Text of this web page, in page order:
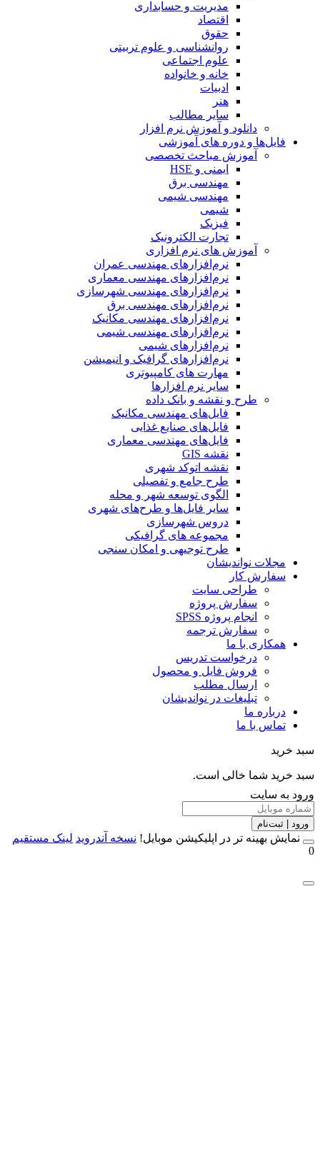
مدیریت و حسابداری
اقتصاد
حقوق
روانشناسی و علوم تربیتی
علوم اجتماعی
خانه و خانواده
ادبیات
هنر
سایر مطالب
دانلود و آموزش نرم افزار
فایل‌ها و دوره های آموزشی
آموزش مباحث تخصصی
ایمنی و HSE
مهندسی برق
مهندسی شیمی
شیمی
فیزیک
تجارت الکترونیک
آموزش های نرم افزاری
نرم‌افزارهای مهندسی عمران
نرم‌افزارهای مهندسی معماری
نرم‌افزارهای مهندسی شهرسازی
نرم‌افزارهای مهندسی برق
نرم‌افزارهای مهندسی مکانیک
نرم‌افزارهای مهندسی شیمی
نرم‌افزارهای شیمی
نرم‌افزارهای گرافیک و انیمیشن
مهارت های کامپیوتری
سایر نرم افزارها
طرح و نقشه و بانک داده
فایل‌های مهندسی مکانیک
فایل‌های صنایع غذایی
فایل‌های مهندسی معماری
نقشه GIS
نقشه اتوکد شهری
طرح جامع و تفصیلی
الگوی توسعه شهر و محله
سایر فایل‌ها و طرح‌های شهری
دروس شهرسازی
مجموعه های گرافیکی
طرح توجیهی و امکان سنجی
مجلات نواندیشان
سفارش کار
طراحی سایت
سفارش پروژه
انجام پروژه SPSS
سفارش ترجمه
همکاری با ما
درخواست تدریس
فروش فایل و محصول
ارسال مطلب
تبلیغات در نواندیشان
درباره ما
تماس با ما
خرید شما خالی است.
به سایت
| ثبت‌نام
بهینه تر در اپلیکیشن موبایل!نسخه آندروید لینک مستقیم